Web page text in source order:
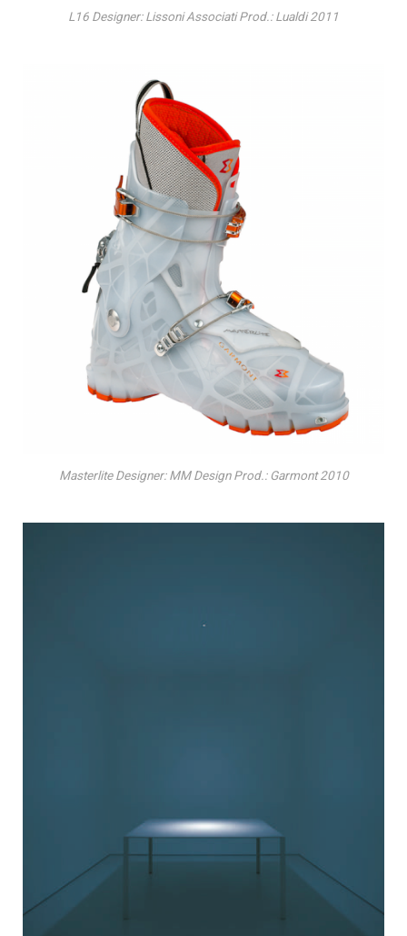
L16 Designer: Lissoni Associati Prod.: Lualdi 2011
Masterlite Designer: MM Design Prod.: Garmont 2010